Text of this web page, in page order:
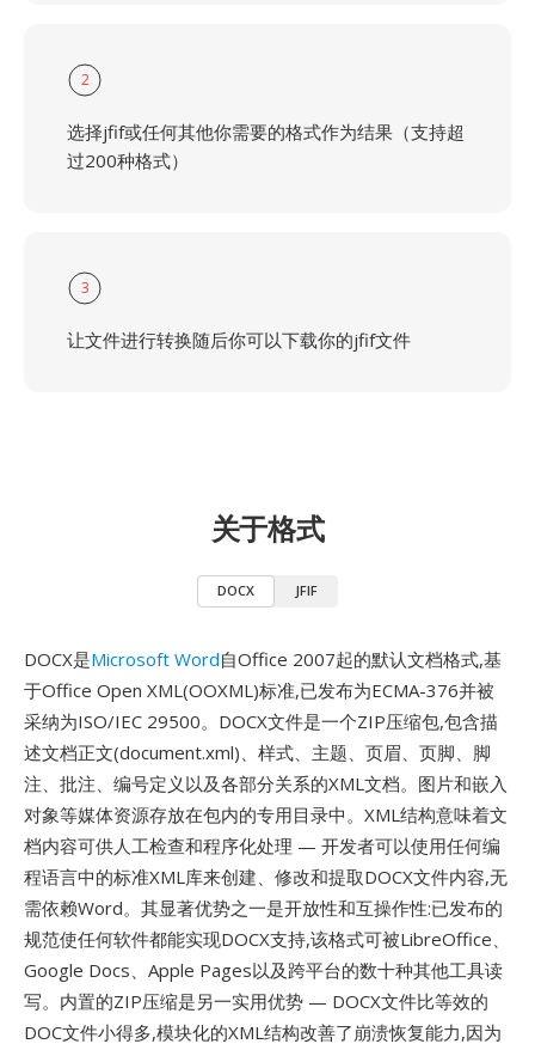
2
选择jfif或任何其他你需要的格式作为结果（支持超
过200种格式）
3
让文件进行转换随后你可以下载你的jfif文件
关于格式
DOCX JFIF
DOCX是Microsoft Word自Office 2007起的默认文档格式,基
于Office Open XML(OOXML)标准,已发布为ECMA-376并被
采纳为ISO/IEC 29500。DOCX文件是一个ZIP压缩包,包含描
述文档正文(document.xml)、样式、主题、页眉、页脚、脚
注、批注、编号定义以及各部分关系的XML文档。图片和嵌入
对象等媒体资源存放在包内的专用目录中。XML结构意味着文
档内容可供人工检查和程序化处理 — 开发者可以使用任何编
程语言中的标准XML库来创建、修改和提取DOCX文件内容,无
需依赖Word。其显著优势之一是开放性和互操作性:已发布的
规范使任何软件都能实现DOCX支持,该格式可被LibreOffice、
Google Docs、Apple Pages以及跨平台的数十种其他工具读
写。内置的ZIP压缩是另一实用优势 — DOCX文件比等效的
DOC文件小得多,模块化的XML结构改善了崩溃恢复能力,因为